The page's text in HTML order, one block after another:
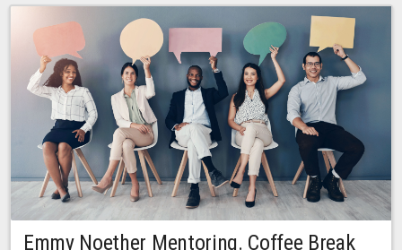
Emmy Noether Mentoring. Coffee Break